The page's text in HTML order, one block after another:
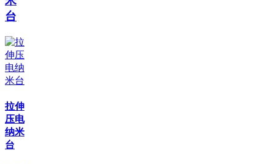
台
拉伸
压电
纳米
台